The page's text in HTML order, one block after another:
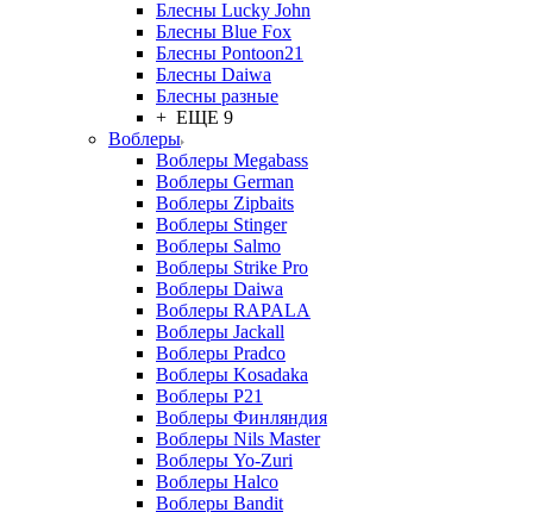
Блесны Lucky John
Блесны Blue Fox
Блесны Pontoon21
Блесны Daiwa
Блесны разные
+ ЕЩЕ 9
Воблеры
Воблеры Megabass
Воблеры German
Воблеры Zipbaits
Воблеры Stinger
Воблеры Salmo
Воблеры Strike Pro
Воблеры Daiwa
Воблеры RAPALA
Воблеры Jackall
Воблеры Pradco
Воблеры Kosadaka
Воблеры P21
Воблеры Финляндия
Воблеры Nils Master
Воблеры Yo-Zuri
Воблеры Halco
Воблеры Bandit